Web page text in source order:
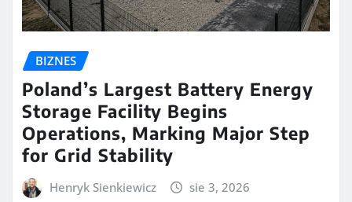
BIZNES
Poland’s Largest Battery Energy
Storage Facility Begins
Operations, Marking Major Step
for Grid Stability
Henryk Sienkiewicz sie 3, 2026